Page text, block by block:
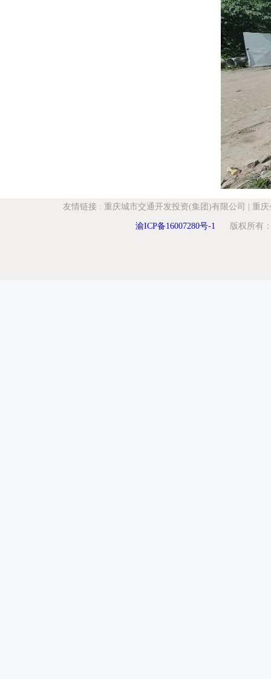
友情链接 : 重庆城市交通开发投资(集团)有限公司 重庆
渝ICP备16007280号-1 版权所有：